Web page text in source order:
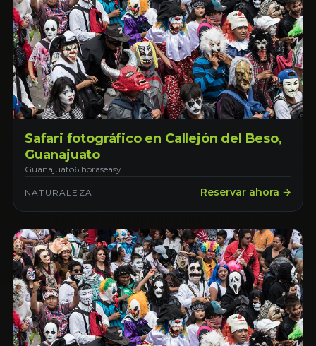
Safari fotográfico en Callejón del Beso,
Guanajuato
Guanajuato6 horaseasy
NATURALEZA Reservar ahora →